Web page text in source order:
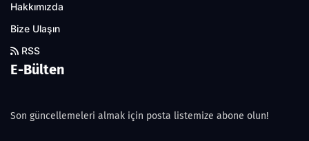
Hakkımızda
Bize Ulaşın
RSS
E-Bülten
Son güncellemeleri almak için posta listemize abone olun!